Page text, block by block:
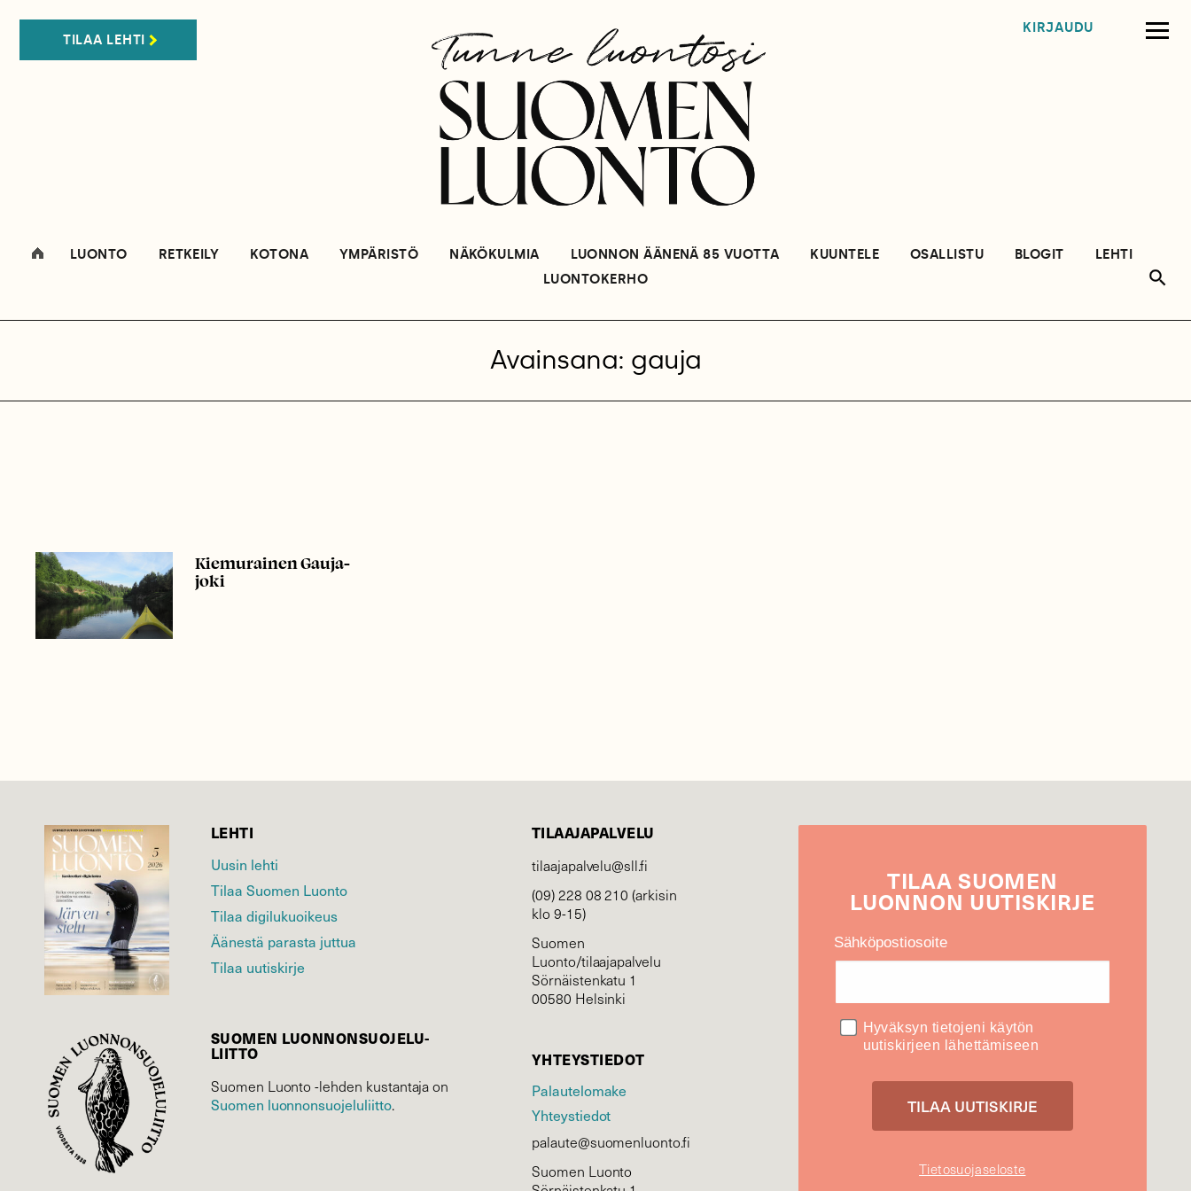
TILAA LEHTI
KIRJAUDU
LUONTO RETKEILY KOTONA YMPÄRISTÖ NÄKÖKULMIA LUONNON ÄÄNENÄ 85 VUOTTA KUUNTELE OSALLISTU BLOGIT
LEHTI
LUONTOKERHO
Avainsana: gauja
Kiemurainen Gauja-
joki
LEHTI
Uusin lehti
Tilaa Suomen Luonto
Tilaa digilukuoikeus
Äänestä parasta juttua
Tilaa uutiskirje
SUOMEN LUONNON­SUOJELU­
LIITTO
Suomen Luonto -lehden kustantaja on
Suomen luonnonsuojelu­liitto.
TILAAJAPALVELU
tilaajapalvelu@sll.fi
(09) 228 08 210 (arkisin
klo 9-15)
Suomen
Luonto/tilaajapalvelu
Sörnäistenkatu 1
00580 Helsinki
YHTEYSTIEDOT
Palautelomake
Yhteystiedot
palaute@suomenluonto.fi
Suomen Luonto
TILAASUOMEN
LUONNON UUTIS­KIRJE
Sähköpostiosoite
Hyväksyn tietojeni käytön
uutiskirjeen lähettämiseen
Tietosuojaseloste